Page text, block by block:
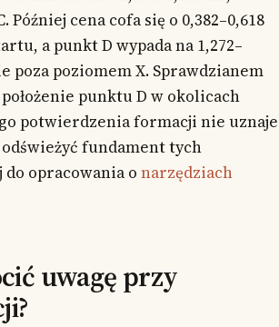
Później cena cofa się o 0,382–0,618
a punkt D wypada na 1,272–
poza poziomem X. Sprawdzianem
punktu D w okolicach
potwierdzenia formacji nie uznaje
odświeżyć fundament tych
opracowania o narzędziach
uwagę przy